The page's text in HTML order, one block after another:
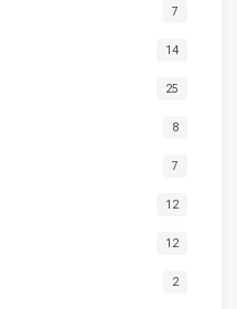
7
14
25
8
7
12
12
2